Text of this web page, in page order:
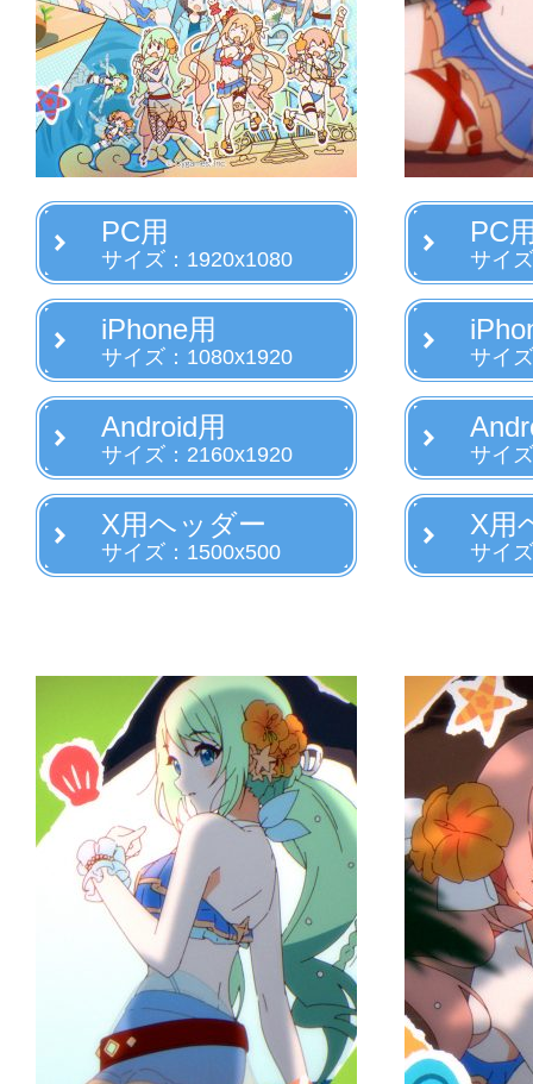
PC用
サイズ：1920x1080
iPhone用
サイズ：1080x1920
Android用
サイズ：2160x1920
X用ヘッダー
サイズ：1500x500
PC
サイ
サイ
サイ
X用
サイ